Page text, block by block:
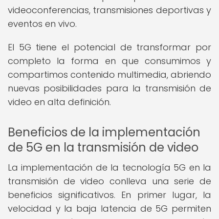
videoconferencias, transmisiones deportivas y
eventos en vivo.
El 5G tiene el potencial de transformar por
completo la forma en que consumimos y
compartimos contenido multimedia, abriendo
nuevas posibilidades para la transmisión de
video en alta definición.
Beneficios de la implementación
de 5G en la transmisión de video
La implementación de la tecnología 5G en la
transmisión de video conlleva una serie de
beneficios significativos. En primer lugar, la
velocidad y la baja latencia de 5G permiten